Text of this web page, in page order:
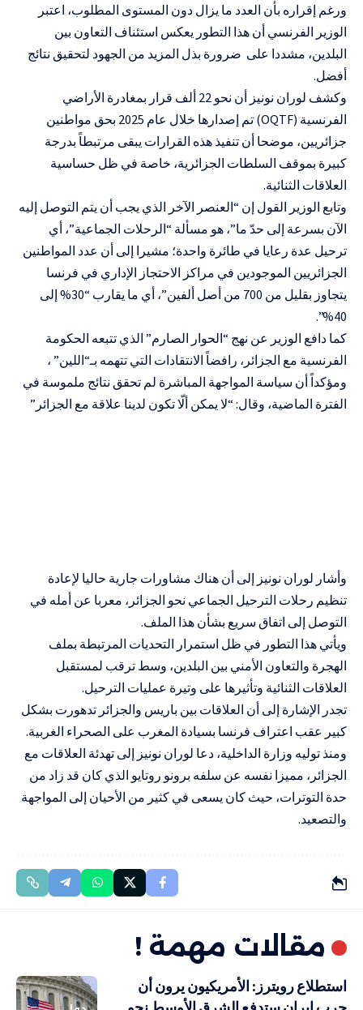
ورغم إقراره بأن العدد ما يزال دون المستوى المطلوب، اعتبر
الوزير الفرنسي أن هذا التطور يعكس استئناف التعاون بين
البلدين، مشددا على ضرورة بذل المزيد من الجهود لتحقيق نتائج
أفضل.
وكشف لوران نونيز أن نحو 22 ألف قرار بمغادرة الأراضي
الفرنسية (OQTF) تم إصدارها خلال عام 2025 بحق مواطنين
جزائريين، موضحا أن تنفيذ هذه القرارات يبقى مرتبطاً بدرجة
كبيرة بموقف السلطات الجزائرية، خاصة في ظل حساسية
العلاقات الثنائية.
وتابع الوزير القول إن “العنصر الآخر الذي يجب أن يتم التوصل إليه
الآن بسرعة إلى حدّ ما”، هو مسألة “الرحلات الجماعية”، أي
ترحيل عدة رعايا في طائرة واحدة؛ مشيرا إلى أن عدد المواطنين
الجزائريين الموجودين في مراكز الاحتجاز الإداري في فرنسا
يتجاوز بقليل من 700 من أصل ألفين”، أي ما يقارب “30% إلى
40%”.
كما دافع الوزير عن نهج “الحوار الصارم” الذي تتبعه الحكومة
الفرنسية مع الجزائر، رافضاً الانتقادات التي تتهمه بـ“اللين” ،
ومؤكداً أن سياسة المواجهة المباشرة لم تحقق نتائج ملموسة في
الفترة الماضية، وقال: “لا يمكن ألّا تكون لدينا علاقة مع الجزائر”
وأشار لوران نونيز إلى أن هناك مشاورات جارية حاليا لإعادة
تنظيم رحلات الترحيل الجماعي نحو الجزائر، معربا عن أمله في
التوصل إلى اتفاق سريع بشأن هذا الملف.
ويأتي هذا التطور في ظل استمرار التحديات المرتبطة بملف
الهجرة والتعاون الأمني بين البلدين، وسط ترقب لمستقبل
العلاقات الثنائية وتأثيرها على وتيرة عمليات الترحيل.
تجدر الإشارة إلى أن العلاقات بين باريس والجزائر تدهورت بشكل
كبير عقب اعتراف فرنسا بسيادة المغرب على الصحراء الغربية.
ومنذ توليه وزارة الداخلية، دعا لوران نونيز إلى تهدئة العلاقات مع
الجزائر، مميزا نفسه عن سلفه برونو روتايو الذي كان قد زاد من
حدة التوترات، حيث كان يسعى في كثير من الأحيان إلى المواجهة
والتصعيد.
مقالات مهمة !
استطلاع رويترز: الأمريكيون يرون أن